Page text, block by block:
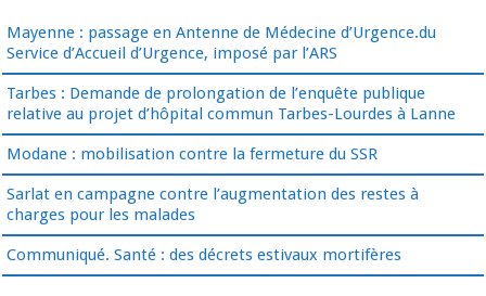
Mayenne : passage en Antenne de Médecine d’Urgence.du
Service d’Accueil d’Urgence, imposé par l’ARS
Tarbes : Demande de prolongation de l’enquête publique
relative au projet d’hôpital commun Tarbes-Lourdes à Lanne
Modane : mobilisation contre la fermeture du SSR
Sarlat en campagne contre l’augmentation des restes à
charges pour les malades
Communiqué. Santé : des décrets estivaux mortifères